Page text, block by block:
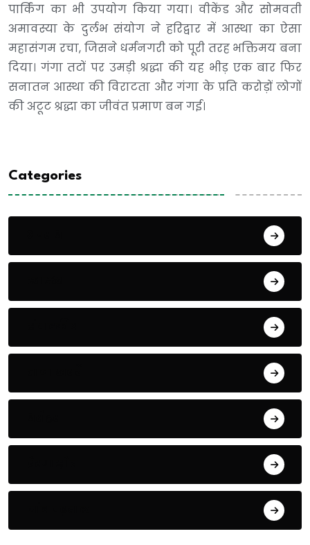
पार्किंग का भी उपयोग किया गया। वीकेंड और सोमवती
अमावस्या के दुर्लभ संयोग ने हरिद्वार में आस्था का ऐसा
महासंगम रचा, जिसने धर्मनगरी को पूरी तरह भक्तिमय बना
दिया। गंगा तटों पर उमड़ी श्रद्धा की यह भीड़ एक बार फिर
सनातन आस्था की विराटता और गंगा के प्रति करोड़ों लोगों
की अटूट श्रद्धा का जीवंत प्रमाण बन गई।
Categories